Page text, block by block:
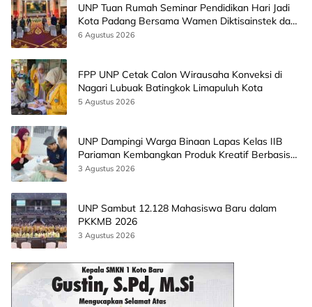
UNP Tuan Rumah Seminar Pendidikan Hari Jadi
Kota Padang Bersama Wamen Diktisainstek dan
CEO EMGS Malaysia
6 Agustus 2026
FPP UNP Cetak Calon Wirausaha Konveksi di
Nagari Lubuak Batingkok Limapuluh Kota
5 Agustus 2026
UNP Dampingi Warga Binaan Lapas Kelas IIB
Pariaman Kembangkan Produk Kreatif Berbasis
AI
3 Agustus 2026
UNP Sambut 12.128 Mahasiswa Baru dalam
PKKMB 2026
3 Agustus 2026